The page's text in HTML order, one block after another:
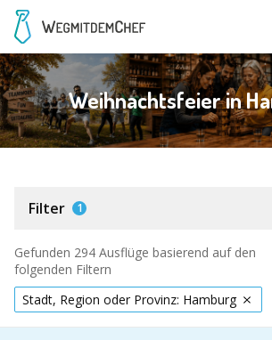
Weihnachtsfeier in
Filter 1
Gefunden 294 Ausflüge basierend auf den
folgenden Filtern
Stadt, Region oder Provinz: Hamburg